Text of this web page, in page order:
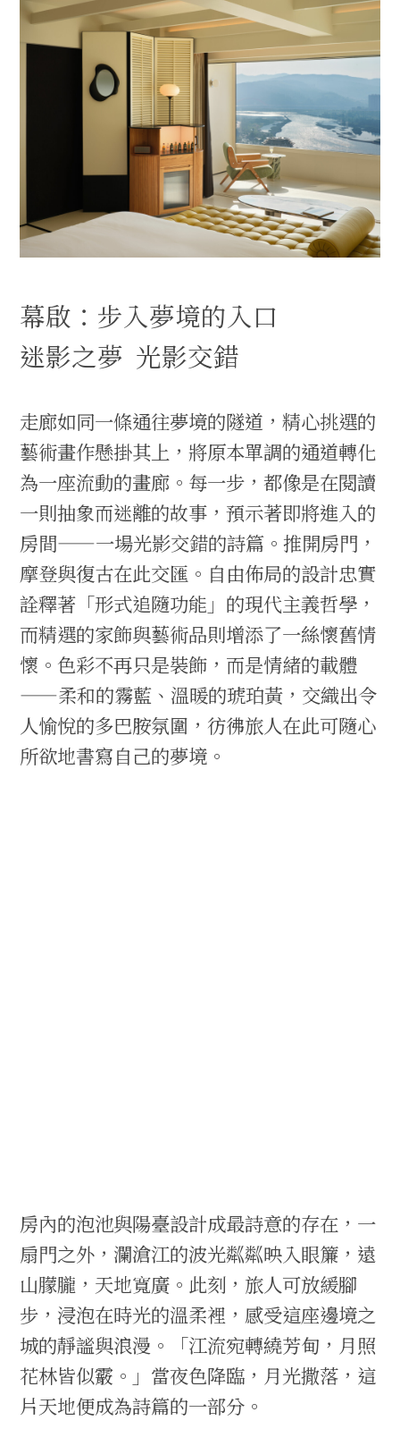
幕啟：步入夢境的入口
迷影之夢 光影交錯
走廊如同一條通往夢境的隧道，精心挑選的
藝術畫作懸掛其上，將原本單調的通道轉化
為一座流動的畫廊。每一步，都像是在閱讀
一則抽象而迷離的故事，預示著即將進入的
房間——一場光影交錯的詩篇。推開房門，
摩登與復古在此交匯。自由佈局的設計忠實
詮釋著「形式追隨功能」的現代主義哲學，
而精選的家飾與藝術品則增添了一絲懷舊情
懷。色彩不再只是裝飾，而是情緒的載體
——柔和的霧藍、溫暖的琥珀黃，交織出令
人愉悅的多巴胺氛圍，彷彿旅人在此可隨心
所欲地書寫自己的夢境。
房內的泡池與陽臺設計成最詩意的存在，一
扇門之外，瀾滄江的波光粼粼映入眼簾，遠
山朦朧，天地寬廣。此刻，旅人可放緩腳
步，浸泡在時光的溫柔裡，感受這座邊境之
城的靜謐與浪漫。「江流宛轉繞芳甸，月照
花林皆似霰。」當夜色降臨，月光撒落，這
片天地便成為詩篇的一部分。